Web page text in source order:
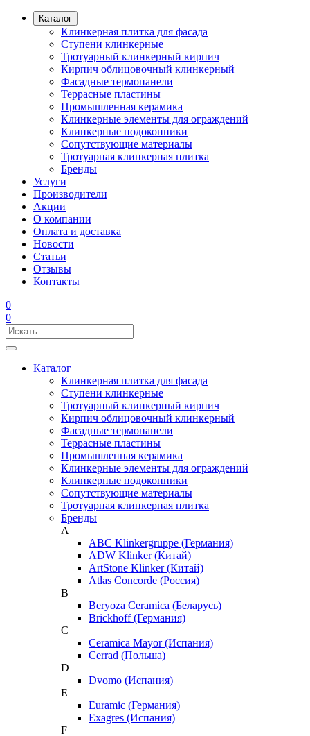
Каталог
Клинкерная плитка для фасада
Ступени клинкерные
Тротуарный клинкерный кирпич
Кирпич облицовочный клинкерный
Фасадные термопанели
Террасные пластины
Промышленная керамика
Клинкерные элементы для ограждений
Клинкерные подоконники
Сопутствующие материалы
Тротуарная клинкерная плитка
Бренды
Услуги
Производители
Акции
О компании
Оплата и доставка
Новости
Статьи
Отзывы
Контакты
0
0
Каталог
Клинкерная плитка для фасада
Ступени клинкерные
Тротуарный клинкерный кирпич
Кирпич облицовочный клинкерный
Фасадные термопанели
Террасные пластины
Промышленная керамика
Клинкерные элементы для ограждений
Клинкерные подоконники
Сопутствующие материалы
Тротуарная клинкерная плитка
Бренды
A
ABC Klinkergruppe (Германия)
ADW Klinker (Китай)
ArtStone Klinker (Китай)
Atlas Concorde (Россия)
B
Beryoza Ceramica (Беларусь)
Brickhoff (Германия)
C
Ceramica Mayor (Испания)
Cerrad (Польша)
D
Dvomo (Испания)
E
Euramic (Германия)
Exagres (Испания)
F